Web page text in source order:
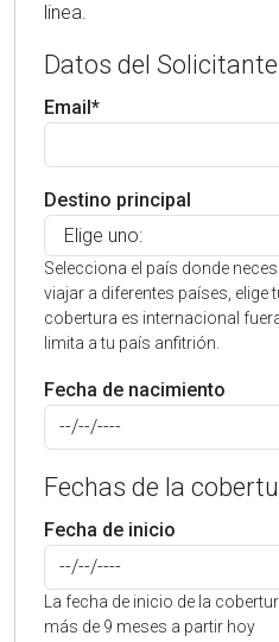
linea.
Datos del Solicitante
Email*
Destino principal
Selecciona el país donde
viajar a diferentes países, elige
cobertura es internacional
limita a tu país anfitrión.
Fecha de nacimiento
Fechas de la
Fecha de inicio
La fecha de inicio de la
más de 9 meses a partir hoy